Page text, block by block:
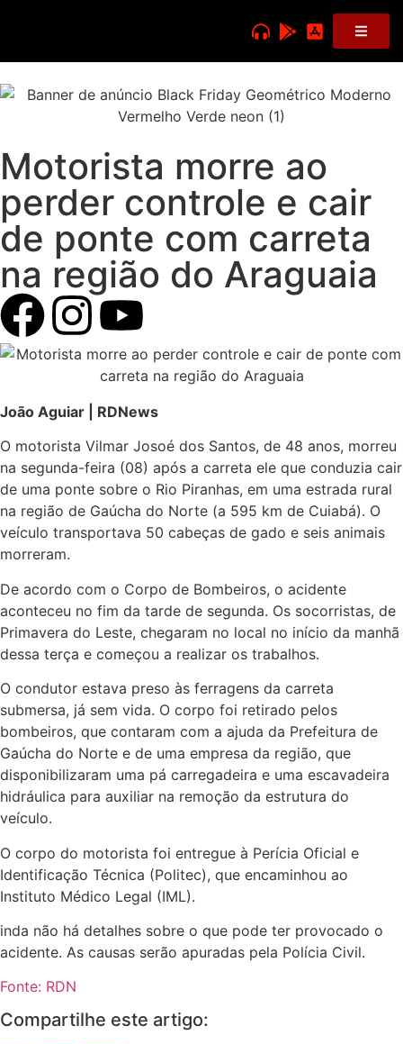
Motorista morre ao
perder controle e cair
de ponte com carreta
na região do Araguaia
João Aguiar | RDNews
O motorista Vilmar Josoé dos Santos, de 48 anos, morreu
na segunda-feira (08) após a carreta ele que conduzia cair
de uma ponte sobre o Rio Piranhas, em uma estrada rural
na região de Gaúcha do Norte (a 595 km de Cuiabá). O
veículo transportava 50 cabeças de gado e seis animais
morreram.
De acordo com o Corpo de Bombeiros, o acidente
aconteceu no fim da tarde de segunda. Os socorristas, de
Primavera do Leste, chegaram no local no início da manhã
dessa terça e começou a realizar os trabalhos.
O condutor estava preso às ferragens da carreta
submersa, já sem vida. O corpo foi retirado pelos
bombeiros, que contaram com a ajuda da Prefeitura de
Gaúcha do Norte e de uma empresa da região, que
disponibilizaram uma pá carregadeira e uma escavadeira
hidráulica para auxiliar na remoção da estrutura do
veículo.
O corpo do motorista foi entregue à Perícia Oficial e
Identificação Técnica (Politec), que encaminhou ao
Instituto Médico Legal (IML).
inda não há detalhes sobre o que pode ter provocado o
acidente. As causas serão apuradas pela Polícia Civil.
Fonte: RDN
Compartilhe este artigo: